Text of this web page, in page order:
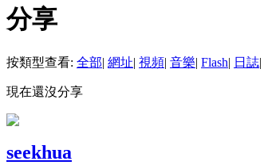
分享
按類型查看: 全部| 網址| 視頻| 音樂| Flash| 日誌|
現在還沒分享
seekhua